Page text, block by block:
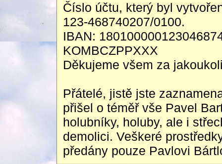
Číslo účtu, který byl
123-468740207/0100.
IBAN:
KOMBCZPPXXX
Děkujeme všem za
Přátelé, jistě jste
přišel o téměř vše Pavel
holubníky, holuby, ale i
demolici. Veškeré
předány pouze Pavlovi